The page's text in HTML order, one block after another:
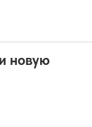
новую